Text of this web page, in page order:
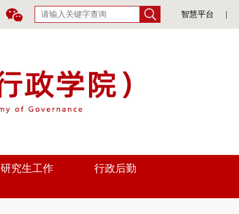
智慧平台
研究生工作
行政后勤